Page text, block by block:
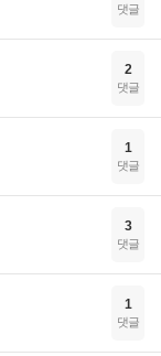
댓글
2
댓글
1
댓글
3
댓글
1
댓글